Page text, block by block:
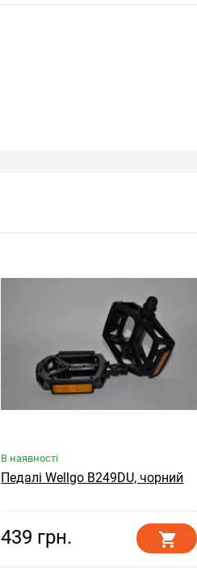
В наявності
Педалі Wellgo B249DU, чорний
439 грн.